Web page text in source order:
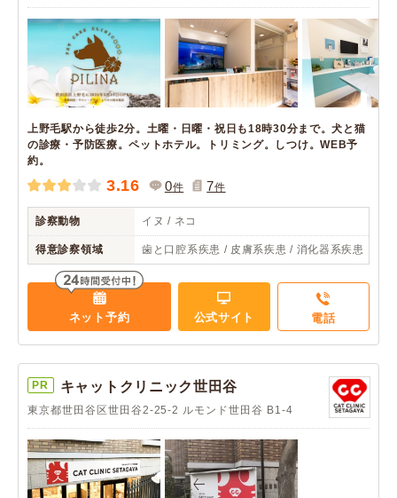
上野毛駅から徒歩2分。土曜・日曜・祝日も18時30分まで。犬と猫
の診療・予防医療。ペットホテル。トリミング。しつけ。WEB予
約。
3.16 0件 7件
診察動物 イヌ / ネコ
得意診察領域 歯と口腔系疾患 / 皮膚系疾患 / 消化器系疾患
ネット予約 公式サイト 電話
PR キャットクリニック世田谷
東京都世田谷区世田谷2-25-2 ルモンド世田谷 B1-4